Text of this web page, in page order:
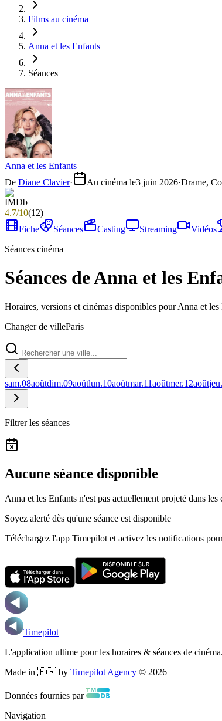
Films au cinéma
Anna et les Enfants
Séances
Anna et les Enfants
De Diane Clavier· Au cinéma le3 juin 2026·Drame,
4.7/10(12)
Fiche
Séances Casting Streaming Vidéos
Séances cinéma
Séances de Anna et les
Horaires, versions et cinémas disponibles pour Anna et les
Changer de villeParis
sam.08aoûtdim.09aoûtlun.10aoûtmar.11aoûtmer.12aoûtjeu.
Filtrer les séances
Aucune séance disponible
Anna et les Enfants n'est pas actuellement projeté dans les
Soyez alerté dès qu'une séance est disponible
Téléchargez l'app Timepilot et activez les notifications
Timepilot
L'application ultime pour les horaires & séances de cinéma.
Made in 🇫🇷 by Timepilot Agency © 2026
Données fournies par
Navigation